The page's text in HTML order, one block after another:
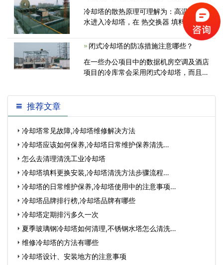
冷却塔的散热原理可理解为：高温的循环
水进入冷却塔，在 热交换器 填料处与外
界来的冷空气发生水气热交换(主要
闭式冷却塔的防冻措施注意哪些？
在一些办公项目中的数据机房空调及酒店
项目的冷库常会采用闭式冷却塔，而且一
推荐文章
冷却塔常见故障,冷却塔维修解决方法
冷却塔应该如何保养,冷却塔日常维护保养清洗…
怎么去清理清洗工业冷却塔
冷却塔填料更换安装,冷却塔清洗方法步骤流程…
冷却塔的日常维护保养,冷却塔使用中的注意事项…
冷却塔品牌排行榜,冷却塔品牌有哪些
冷却塔定期排污多久一次
夏季玻璃钢冷却塔如何清理,不锈钢水塔怎么清洗…
维修冷却塔的方法有哪些
冷却塔设计、安装地方的注意事项